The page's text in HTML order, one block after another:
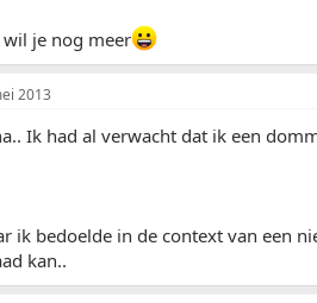
je nog meer
2013
Ik had al verwacht dat ik een
ik bedoelde in de context van een
kan..